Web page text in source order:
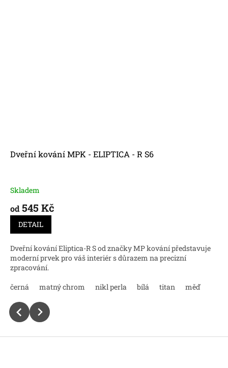
Dveřní kování MPK - ELIPTICA - R S6
Skladem
od 545 Kč
DETAIL
Dveřní kování Eliptica-R S od značky MP kování představuje
moderní prvek pro váš interiér s důrazem na precizní
zpracování.
černá
matný chrom nikl perla bílá titan měď
Z